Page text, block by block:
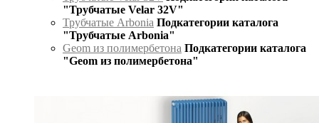
"Трубчатые Velar 32V"
Трубчатые Arbonia Подкатегории каталога
"Трубчатые Arbonia"
Geom из полимербетона Подкатегории каталога
"Geom из полимербетона"